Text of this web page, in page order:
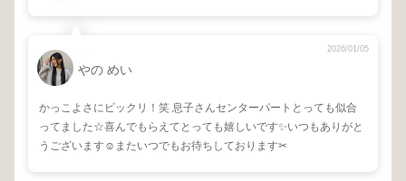
やの めい
2026/01/05
かっこよさにビックリ！笑 息子さんセンターパートとっても似合
ってました☆喜んでもらえてとっても嬉しいです✨いつもありがと
うございます☺︎またいつでもお待ちしております✂︎